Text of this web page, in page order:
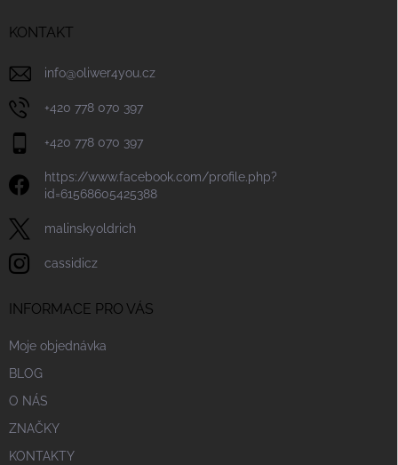
KONTAKT
info@oliwer4you.cz
+420 778 070 397
+420 778 070 397
https://www.facebook.com/profile.php?
id=61568605425388
malinskyoldrich
cassidicz
INFORMACE PRO VÁS
Moje objednávka
BLOG
O NÁS
ZNAČKY
KONTAKTY